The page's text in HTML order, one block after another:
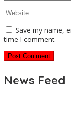
Save my name,
time I comment.
News Feed